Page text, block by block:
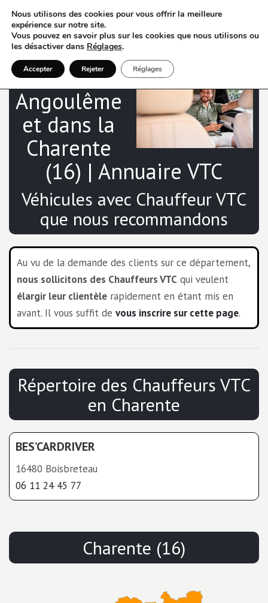
VTC à
Angoulême
et dans la
Charente
(16) | Annuaire VTC
Véhicules avec Chauffeur VTC
que nous recommandons
Au vu de la demande des clients sur ce département,
nous sollicitons des Chauffeurs VTC qui veulent
élargir leur clientèle rapidement en étant mis en
avant. Il vous suffit de vous inscrire sur cette page.
Répertoire des Chauffeurs VTC
en Charente
BES’CARDRIVER
16480 Boisbreteau
06 11 24 45 77
Charente (16)
Nous utilisons des cookies pour vous offrir la meilleure
expérience sur notre site.
Vous pouvez en savoir plus sur les cookies que nous utilisons ou
les désactiver dans Réglages.
Accepter Rejeter Réglages